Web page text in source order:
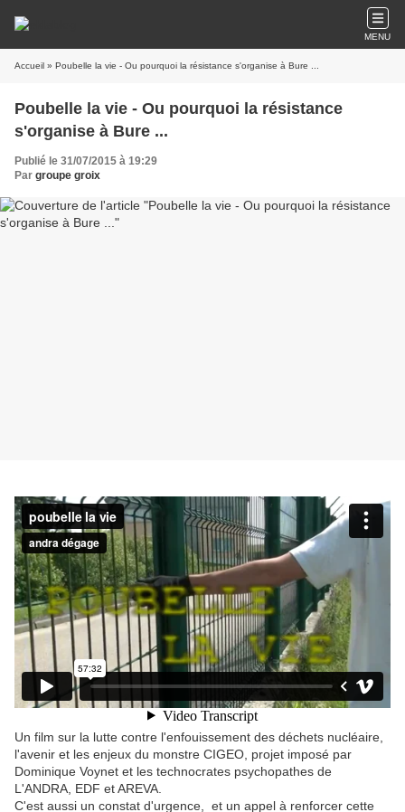
MENU
Accueil » Poubelle la vie - Ou pourquoi la résistance s'organise à Bure ...
Poubelle la vie - Ou pourquoi la résistance
s'organise à Bure ...
Publié le 31/07/2015 à 19:29
Par groupe groix
Un film sur la lutte contre l'enfouissement des déchets nucléaire,
l'avenir et les enjeux du monstre CIGEO, projet imposé par
Dominique Voynet et les technocrates psychopathes de
L'ANDRA, EDF et AREVA.
C'est aussi un constat d'urgence, et un appel à renforcer cette